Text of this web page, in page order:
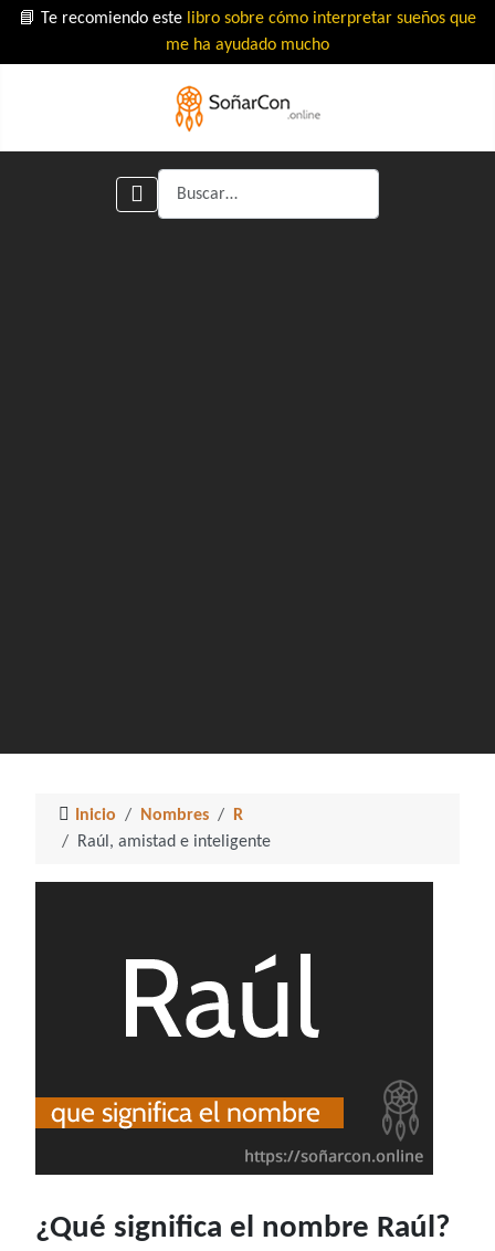
📘 Te recomiendo este libro sobre cómo interpretar sueños que
me ha ayudado mucho
Buscar
Inicio Nombres
R
Raúl, amistad e inteligente
¿Qué significa el nombre Raúl?